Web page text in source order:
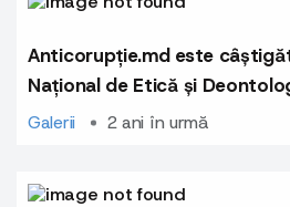
Anticorupție.md este
Național de Etică și
2016.jpg
Galerii 2 ani în urmă